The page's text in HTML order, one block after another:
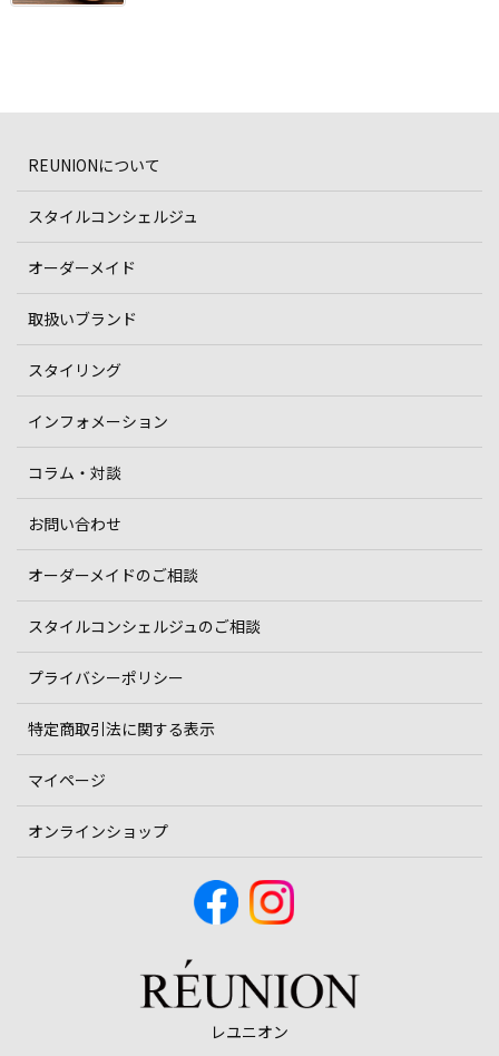
REUNIONについて
スタイルコンシェルジュ
オーダーメイド
取扱いブランド
スタイリング
インフォメーション
コラム・対談
お問い合わせ
オーダーメイドのご相談
スタイルコンシェルジュのご相談
プライバシーポリシー
特定商取引法に関する表示
マイページ
オンラインショップ
レユニオン